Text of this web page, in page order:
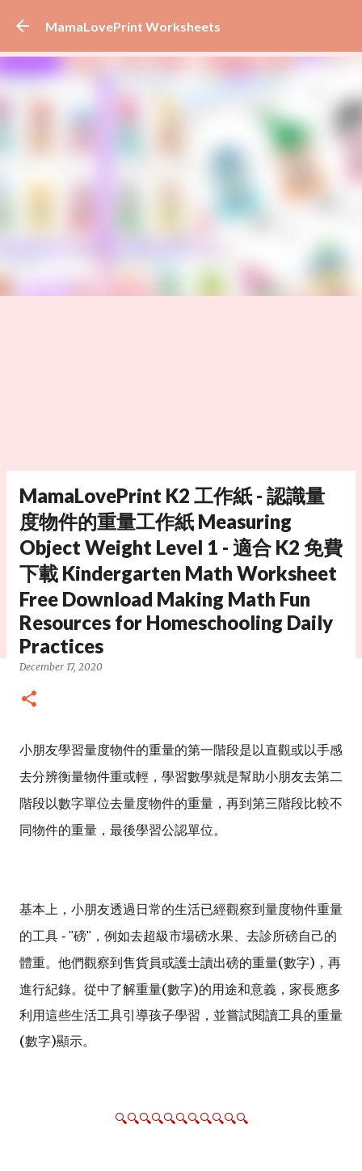
Skip to main content
MamaLovePrint Worksheets
MamaLovePrint K2 工作紙 - 認識量
度物件的重量工作紙 Measuring
Object Weight Level 1 - 適合 K2 免費
下載 Kindergarten Math Worksheet
Free Download Making Math Fun
Resources for Homeschooling Daily
Practices
December 17, 2020
小朋友學習量度物件的重量的第一階段是以直觀或以手感
去分辨衡量物件重或輕 ，學習數學就是幫助小朋友去第二
階段以數字單位去量度物件的重量，再到第三階段比較不
同物件的重量，最後學習公認單位。
基本上，小朋友透過日常的生活已經觀察到量度物件重量
的工具 - "磅"，例如去超級市場磅水果、去診所磅自己的
體重。他們觀察到售貨員或護士讀出磅的重量(數字)，再
進行紀錄。從中了解重量(數字)的用途和意義，家長應多
利用這些生活工具引導孩子學習，並嘗試閱讀工具的重量
(數字)顯示。
🔍🔍🔍🔍🔍🔍🔍🔍🔍🔍🔍